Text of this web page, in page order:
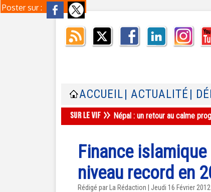
Poster sur :
ACCUEIL | ACTUALITÉ |
Népal : un retour au calme
Finance
niveau record en
Rédigé par La Rédaction | Jeudi 16 Février 2012